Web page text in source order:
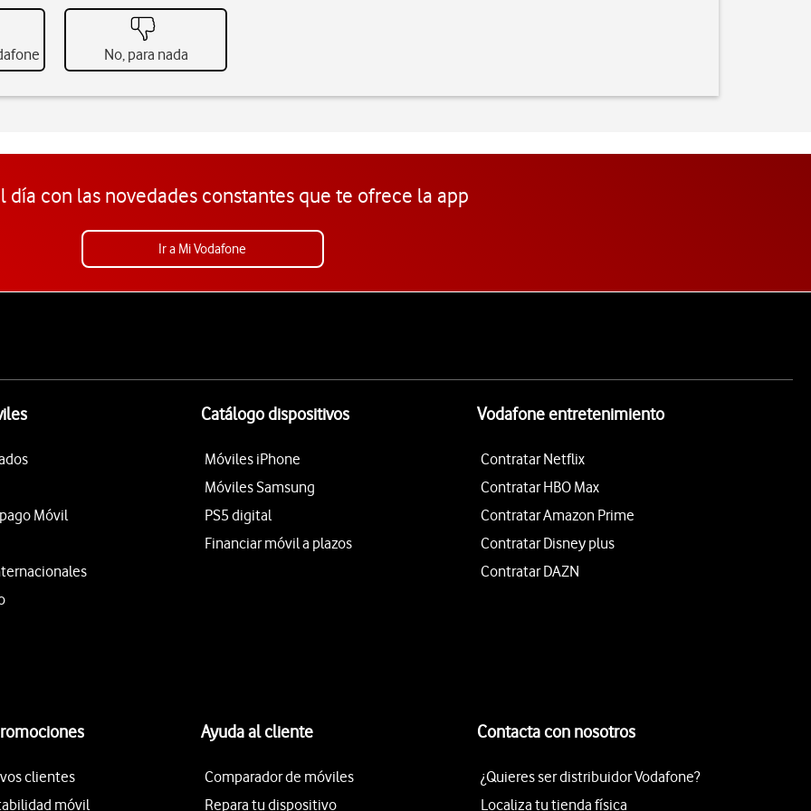
No, para nada
día con las novedades constantes que te ofrece la app
Ir a Mi Vodafone
Móvil
Catálogo dispositivos
Móviles iPhone
Móviles Samsung
PS5 digital
Financiar móvil a plazos
Vodafone entretenimiento
Contratar Netflix
Contratar HBO Max
Contratar Amazon Prime
Contratar Disney plus
Contratar DAZN
clientes
móvil
Ayuda al cliente
Comparador de móviles
Repara tu dispositivo
Contacta con nosotros
¿Quieres ser distribuidor Vodafone?
Localiza tu tienda física